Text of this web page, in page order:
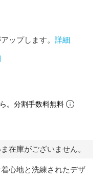
ップします。詳細
。分割手数料無料
在庫がございません。
心地と洗練されたデザ